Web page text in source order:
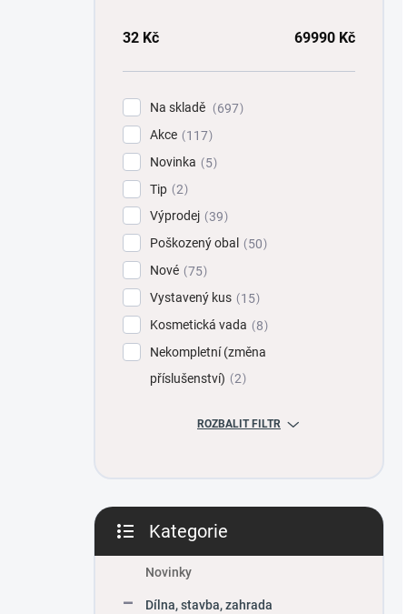
32 Kč 69990 Kč
Na skladě
697
Akce
117
Novinka
5
Tip
2
Výprodej
39
Poškozený obal
50
Nové
75
Vystavený kus
15
Kosmetická vada
8
Nekompletní (změna
příslušenství)
2
ROZBALIT FILTR
kategorie
Kategorie
Novinky
Dílna, stavba, zahrada